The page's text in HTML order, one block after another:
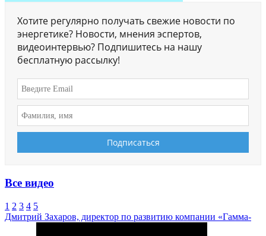
Хотите регулярно получать свежие новости по
энергетике? Новости, мнения эспертов,
видеоинтервью? Подпишитесь на нашу
бесплатную рассылку!
Все видео
1 2 3 4 5
Дмитрий Захаров, директор по развитию компании «Гамма-